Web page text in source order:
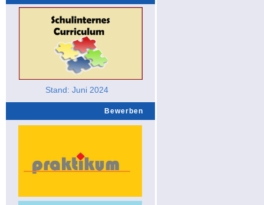
Stand: Juni 2024
Bewerben